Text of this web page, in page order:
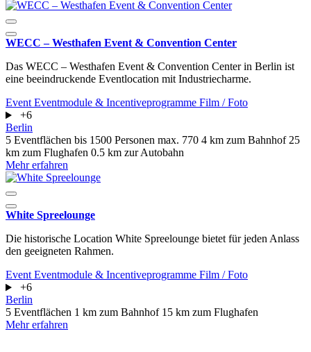
WECC – Westhafen Event & Convention Center
Das WECC – Westhafen Event & Convention Center in Berlin ist
eine beeindruckende Eventlocation mit Industriecharme.
Event Eventmodule & Incentiveprogramme Film / Foto
+6
Berlin
5 Eventflächen bis 1500 Personen max. 770 4 km zum Bahnhof 25
km zum Flughafen 0.5 km zur Autobahn
Mehr erfahren
White Spreelounge
Die historische Location White Spreelounge bietet für jeden Anlass
den geeigneten Rahmen.
Event Eventmodule & Incentiveprogramme Film / Foto
+6
Berlin
5 Eventflächen 1 km zum Bahnhof 15 km zum Flughafen
Mehr erfahren